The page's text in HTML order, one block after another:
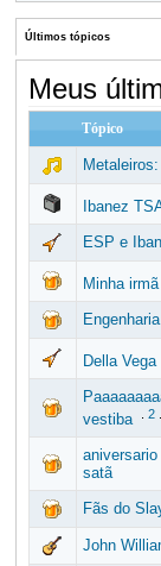
Últimos tópicos
Meus
Tópico
Ibanez
ESP e
Minha
Della
vestiba
2.
satã
Fãs do
John